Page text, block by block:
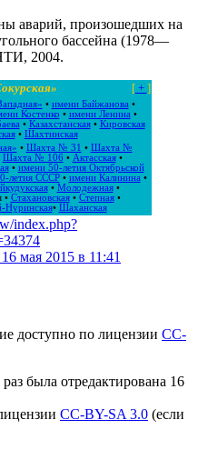
аварий, произошедших на
бассейна (1978—
2004.
[+ ]
• имени Байжанова •
Костенко • имени Ленина •
• Казахстанская• Кировская
• Шахтинская
• Шахта № 31 • Шахта №
Шахта № 106• Актасская•
• имени 50-летия Октябрьской
летия СССР• имени Калинина •
• Молодежная•
• Стахановская• Степная•
Нуринская• Шаханская
index.php?
мая 2015 в 11:41
доступно по лицензии CC-
была отредактирована 16
CC-BY-SA 3.0 (если